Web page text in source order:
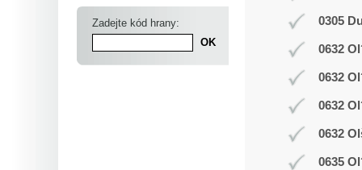
Zadejte kód hrany: 0305
0632
0632
0632
0632
0635